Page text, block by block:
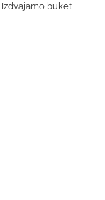
Izdvajamo buket